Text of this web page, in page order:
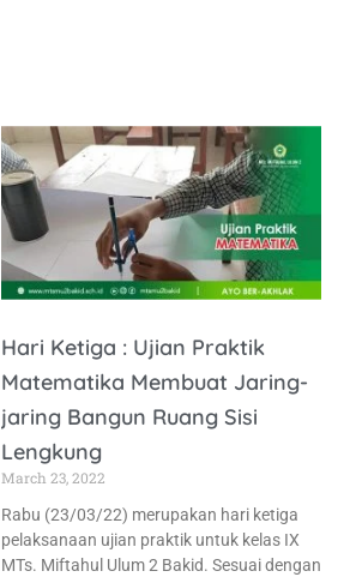
Hari Ketiga : Ujian Praktik
Matematika Membuat Jaring-
jaring Bangun Ruang Sisi
Lengkung
March 23, 2022
Rabu (23/03/22) merupakan hari ketiga
pelaksanaan ujian praktik untuk kelas IX
MTs. Miftahul Ulum 2 Bakid. Sesuai dengan